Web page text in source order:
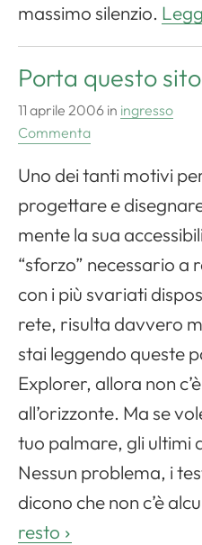
massimo silenzio.
Porta questo
11 aprile 2006 in ingresso
Commenta
Uno dei tanti motivi
progettare e
mente la sua
“sforzo” necessario
con i più svariati
rete, risulta davvero
stai leggendo queste
Explorer, allora non
all’orizzonte. Ma se
tuo palmare, gli ultimi
Nessun problema, i
dicono che non c’è
resto